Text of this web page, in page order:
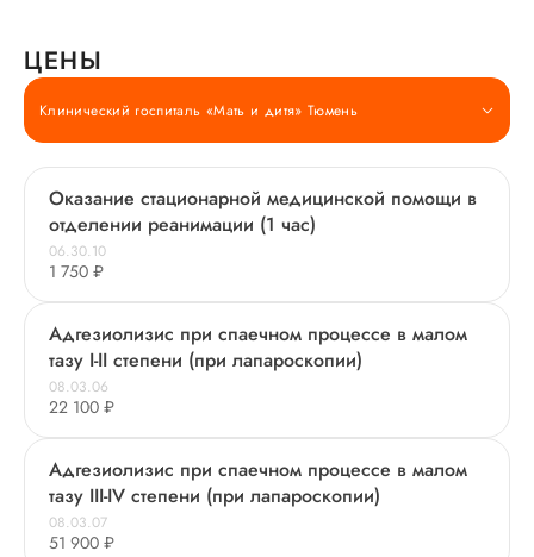
ЦЕНЫ
Клинический госпиталь «Мать и дитя» Тюмень
Оказание стационарной медицинской помощи в
отделении реанимации (1 час)
06.30.10
1 750 ₽
Адгезиолизис при спаечном процессе в малом
тазу I-II степени (при лапароскопии)
08.03.06
22 100 ₽
Адгезиолизис при спаечном процессе в малом
тазу III-IV степени (при лапароскопии)
08.03.07
51 900 ₽